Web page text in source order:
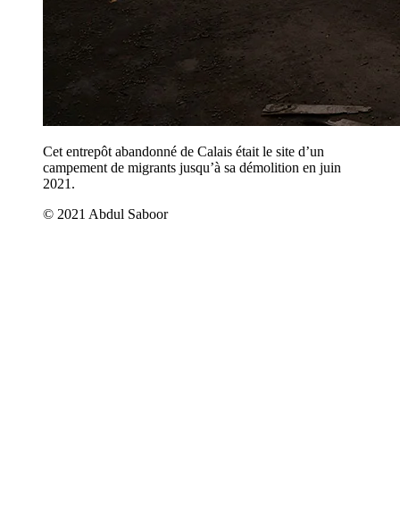
Cet entrepôt abandonné de Calais était le site d’un
campement de migrants jusqu’à sa démolition en juin
2021.
© 2021 Abdul Saboor